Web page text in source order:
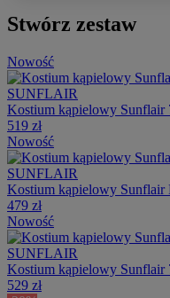
Stwórz zestaw
Nowość
SUNFLAIR
Kostium kąpielowy Sunflair
519 zł
Nowość
SUNFLAIR
Kostium kąpielowy Sunflair
479 zł
Nowość
SUNFLAIR
Kostium kąpielowy Sunflair
529 zł